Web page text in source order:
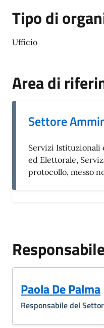
Tipo di
Ufficio
Area di
Settore
Servizi Istituzionali
ed Elettorale,
protocollo, messo
Paola De Palma
Responsabile del